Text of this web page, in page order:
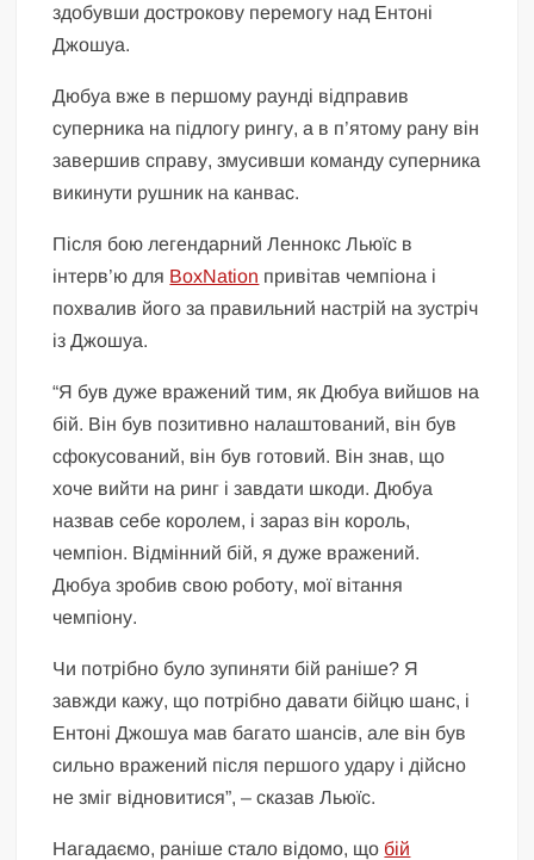
здобувши дострокову перемогу над Ентоні
Джошуа.
Дюбуа вже в першому раунді відправив
суперника на підлогу рингу, а в п’ятому рану він
завершив справу, змусивши команду суперника
викинути рушник на канвас.
Після бою легендарний Леннокс Льюїс в
інтерв’ю для BoxNation привітав чемпіона і
похвалив його за правильний настрій на зустріч
із Джошуа.
“Я був дуже вражений тим, як Дюбуа вийшов на
бій. Він був позитивно налаштований, він був
сфокусований, він був готовий. Він знав, що
хоче вийти на ринг і завдати шкоди. Дюбуа
назвав себе королем, і зараз він король,
чемпіон. Відмінний бій, я дуже вражений.
Дюбуа зробив свою роботу, мої вітання
чемпіону.
Чи потрібно було зупиняти бій раніше? Я
завжди кажу, що потрібно давати бійцю шанс, і
Ентоні Джошуа мав багато шансів, але він був
сильно вражений після першого удару і дійсно
не зміг відновитися”, – сказав Льюїс.
Нагадаємо, раніше стало відомо, що бій